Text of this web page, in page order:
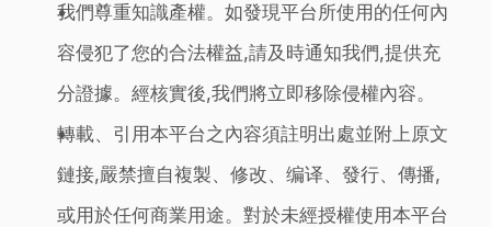
我們尊重知識產權。如發現平台所使用的任何內
容侵犯了您的合法權益,請及時通知我們,提供充
分證據。經核實後,我們將立即移除侵權內容。
轉載、引用本平台之內容須註明出處並附上原文
鏈接,嚴禁擅自複製、修改、编译、發行、傳播,
或用於任何商業用途。對於未經授權使用本平台